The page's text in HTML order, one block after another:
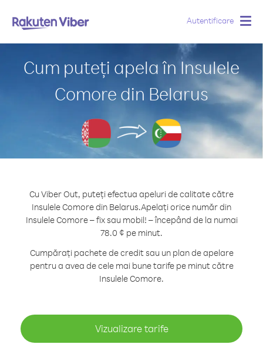
Autentificare
Cum puteți apela în Insulele
Comore din Belarus
Cu Viber Out, puteți efectua apeluri de calitate către
Insulele Comore din Belarus.Apelați orice număr din
Insulele Comore – fix sau mobil! – începând de la numai
78.0 ¢ pe minut.
Cumpărați pachete de credit sau un plan de apelare
pentru a avea de cele mai bune tarife pe minut către
Insulele Comore.
Vizualizare tarife